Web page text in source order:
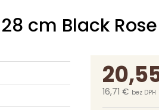
cm Black
16,71 € bez DPH